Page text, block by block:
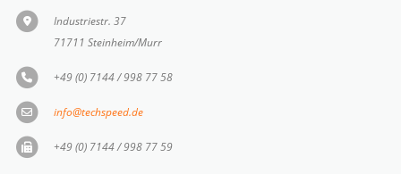
Industriestr. 37
71711 Steinheim/Murr
+49 (0) 7144 / 998 77 58
info@techspeed.de
+49 (0) 7144 / 998 77 59